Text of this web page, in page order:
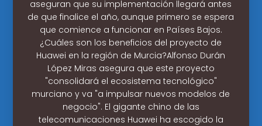
aseguran que su implementación llegará antes
de que finalice el año, aunque primero se espera
que comience a funcionar en Países Bajos.
¿Cuáles son los beneficios del proyecto de
Huawei en la región de Murcia?Alfonso Durán
López Miras asegura que este proyecto
"consolidará el ecosistema tecnológico"
murciano y va "a impulsar nuevos modelos de
negocio". El gigante chino de las
telecomunicaciones Huawei ha escogido la